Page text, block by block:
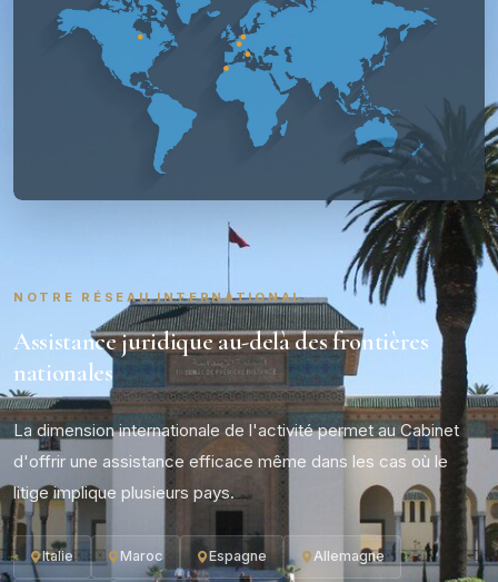
NOTRE RÉSEAU INTERNATIONAL
Assistance juridique au-delà des frontières
nationales
La dimension internationale de l'activité permet au Cabinet
d'offrir une assistance efficace même dans les cas où le
litige implique plusieurs pays.
Italie Maroc Espagne Allemagne